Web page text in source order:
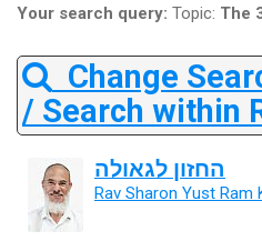
Your search query: Topic: The
Change
/ Search within
החזון לגאולה
Rav Sharon Yust Ram